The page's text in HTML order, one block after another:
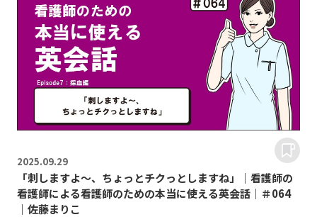
2025.09.29
「刺しますよ～、ちょっとチクっとしますね」｜看護師の
看護師による看護師のための本当に使える英会話｜＃064
｜佐藤まりこ